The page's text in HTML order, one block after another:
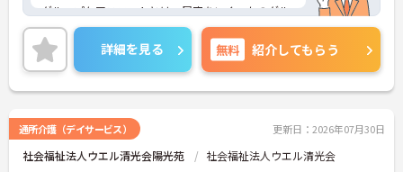
グループケアユニットとは、居室をいくつかのグル
ープに分け、そのグループごとにケアスペースなど
の設備を備えたフロア環境を言います。家庭的な雰
囲気の中で、少人数制により介護者とご入所者様、
ご入所者様相互の親密度が高くなり信頼関係の安定
が図れます
らず、入所者の個性と自尊心を尊重しながら、家族
同然のきめ細かなケア・サービスを提供致しており
ます。
詳細を見る 無料 紹介してもらう
通所介護（デイサービス） 更新日：2026年07月30日
社会福祉法人ウエル清光会陽光苑 社会福祉法人ウエル清光会